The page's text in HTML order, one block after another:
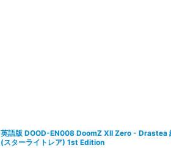
英語版 DOOD-EN008 DoomZ XII Zero - Drastea
(スターライトレア) 1st Edition